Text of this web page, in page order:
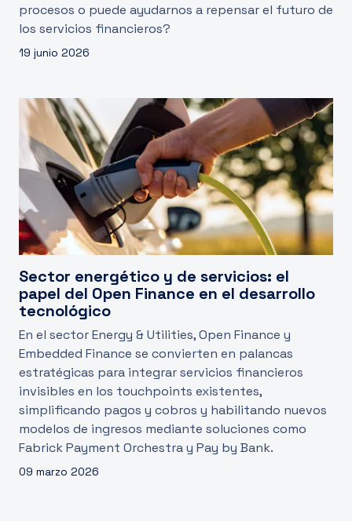
procesos o puede ayudarnos a repensar el futuro de
los servicios financieros?
19 junio 2026
Sector energético y de servicios: el
papel del Open Finance en el desarrollo
tecnológico
En el sector Energy & Utilities, Open Finance y
Embedded Finance se convierten en palancas
estratégicas para integrar servicios financieros
invisibles en los touchpoints existentes,
simplificando pagos y cobros y habilitando nuevos
modelos de ingresos mediante soluciones como
Fabrick Payment Orchestra y Pay by Bank.
09 marzo 2026